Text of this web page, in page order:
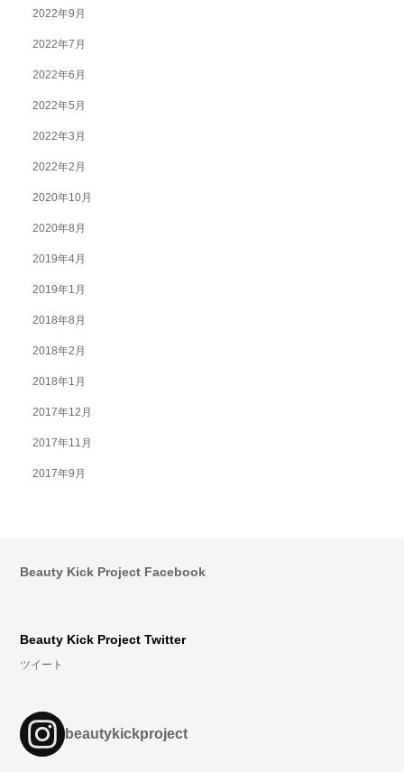
2022年9月
2022年7月
2022年6月
2022年5月
2022年3月
2022年2月
2020年10月
2020年8月
2019年4月
2019年1月
2018年8月
2018年2月
2018年1月
2017年12月
2017年11月
2017年9月
Beauty Kick Project Facebook
Beauty Kick Project Twitter
ツイート
beautykickproject